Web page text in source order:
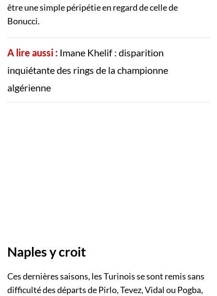
être une simple péripétie en regard de celle de
Bonucci.
A lire aussi : Imane Khelif : disparition
inquiétante des rings de la championne
algérienne
Naples y croit
Ces dernières saisons, les Turinois se sont remis sans
difficulté des départs de Pirlo, Tevez, Vidal ou Pogba,